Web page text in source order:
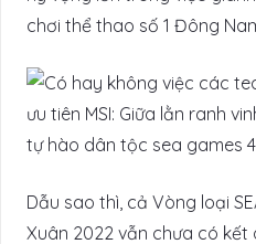
chơi thể thao số 1 Đông
Dẫu sao thì, cả Vòng loại
Xuân 2022 vẫn chưa có kết